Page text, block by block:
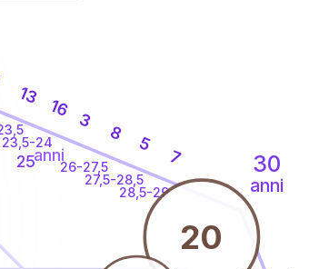
30
anni
23,5-24
26-27,5
27,5-28,5
28,5-29
13
16 3
8
5
7
20
25anni